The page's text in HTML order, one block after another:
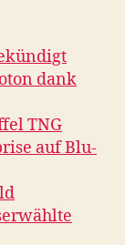
dank
TNG
auf Blu-